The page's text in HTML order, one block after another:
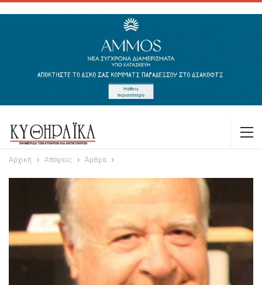
Αρχική Απόψεις Άρθρα